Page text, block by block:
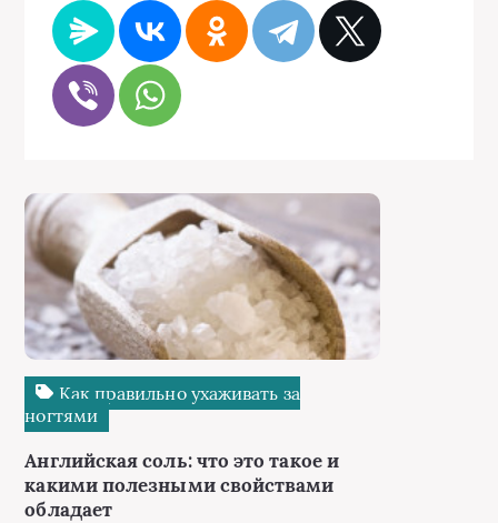
Как правильно ухаживать за
ногтями
Английская соль: что это такое и
какими полезными свойствами
обладает